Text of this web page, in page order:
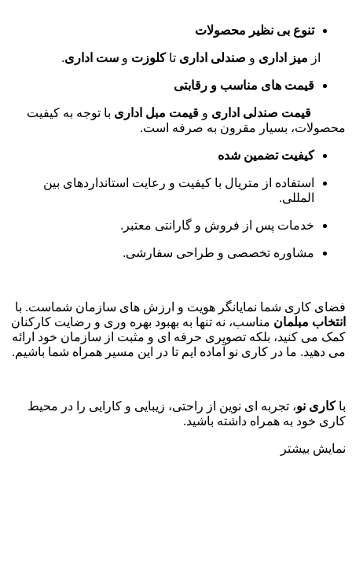
تنوع بی نظیر محصولات
از میز اداری و صندلی اداری تاکلوزت و ست اداری.
قیمت های مناسب و رقابتی
قیمت صندلی اداری و قیمت مبل اداری با توجه به کیفیت
محصولات، بسیار مقرون به صرفه است.
کیفیت تضمین شده
استفاده از متریال با کیفیت و رعایت استانداردهای بین
المللی.
خدمات پس از فروش و گارانتی معتبر .
مشاوره تخصصی و طراحی سفارشی.
فضای کاری شما نمایانگر هویت و ارزش های سازمان شماست. با
انتخاب مبلمان مناسب، نه تنها به بهبود بهره وری و رضایت کارکنان
کمک می کنید، بلکه تصویری حرفه ای و مثبت از سازمان خود ارائه
می دهید. ما در کاری نو آماده ایم تا در این مسیر همراه شما باشیم.
باکاری نو، تجربه ای نوین از راحتی، زیبایی و کارایی را در محیط
کاری خود به همراه داشته باشید.
نمایش بیشتر